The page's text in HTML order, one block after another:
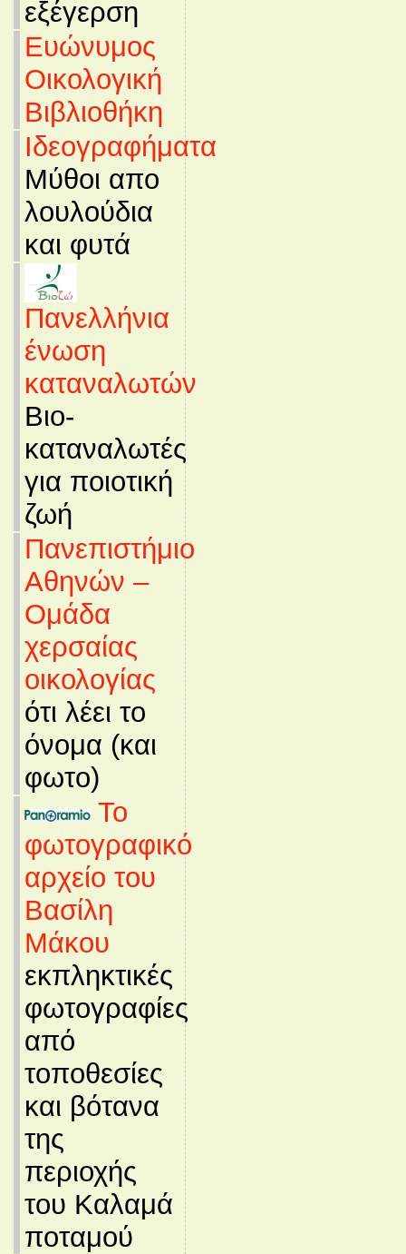
εξέγερση
Ευώνυμος
Οικολογική
Βιβλιοθήκη
Ιδεογραφήματα
Μύθοι απο
λουλούδια
και φυτά
Πανελλήνια
ένωση
καταναλωτών
Βιο-
καταναλωτές
για ποιοτική
ζωή
Πανεπιστήμιο
Αθηνών –
Ομάδα
χερσαίας
οικολογίας
ότι λέει το
όνομα (και
φωτο)
Το
φωτογραφικό
αρχείο του
Βασίλη
Μάκου
εκπληκτικές
φωτογραφίες
από
τοποθεσίες
και βότανα
της
περιοχής
του Καλαμά
ποταμού